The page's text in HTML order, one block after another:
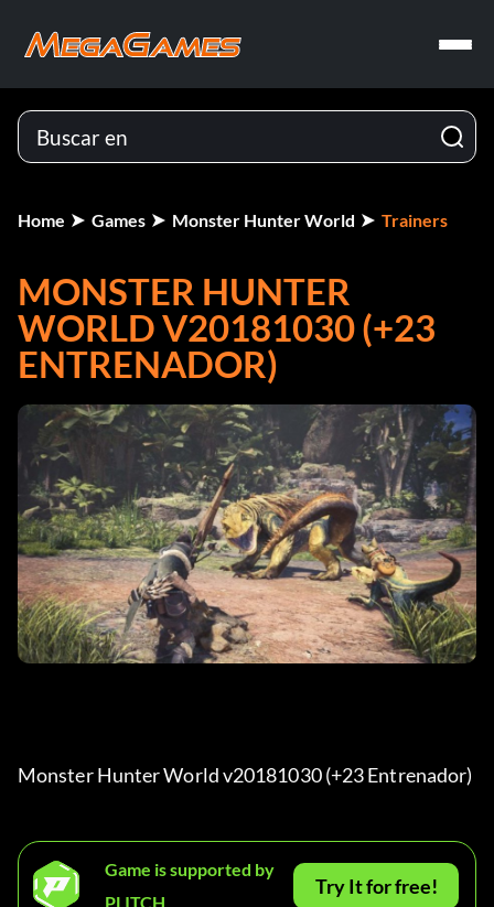
Home Games Monster Hunter World Trainers
MONSTER HUNTER
WORLD V20181030 (+23
ENTRENADOR)
Monster Hunter World v20181030 (+23 Entrenador)
Game is supported by
PLITCH
Try It for free!